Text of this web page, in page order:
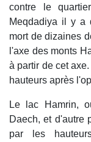
contre le
Meqdadiya il y a
mort de dizaines
l'axe des monts
à partir de cet
hauteurs après
Le lac Hamrin,
Daech, et d'autre
par les